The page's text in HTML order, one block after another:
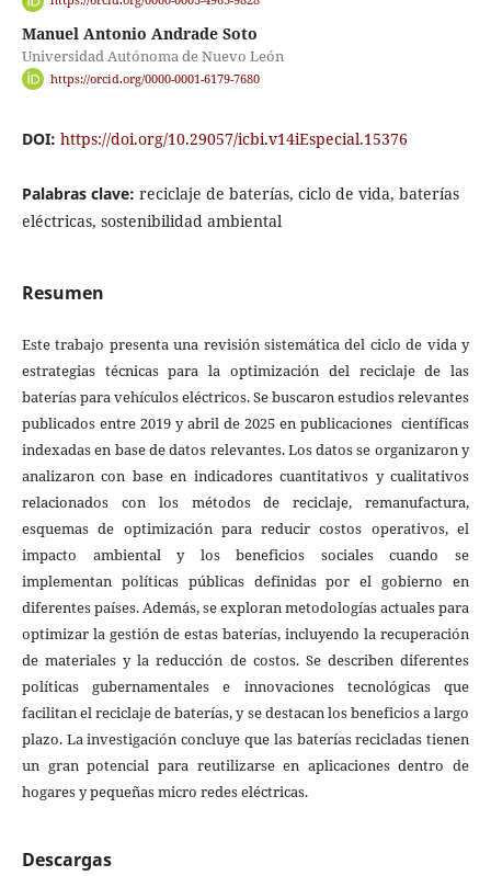
Manuel Antonio Andrade Soto
Universidad Autónoma de Nuevo León
https://orcid.org/0000-0001-6179-7680
DOI: https://doi.org/10.29057/icbi.v14iEspecial.15376
Palabras clave: reciclaje de baterías, ciclo de vida, baterías
eléctricas, sostenibilidad ambiental
Resumen
Este trabajo presenta una revisión sistemática del ciclo de vida y
estrategias técnicas para la optimización del reciclaje de las
baterías para vehículos eléctricos. Se buscaron estudios relevantes
publicados entre 2019 y abril de 2025 en publicaciones científicas
indexadas en base de datos relevantes. Los datos se organizaron y
analizaron con base en indicadores cuantitativos y cualitativos
relacionados con los métodos de reciclaje, remanufactura,
esquemas de optimización para reducir costos operativos, el
impacto ambiental y los beneficios sociales cuando se
implementan políticas públicas definidas por el gobierno en
diferentes países. Además, se exploran metodologías actuales para
optimizar la gestión de estas baterías, incluyendo la recuperación
de materiales y la reducción de costos. Se describen diferentes
políticas gubernamentales e innovaciones tecnológicas que
facilitan el reciclaje de baterías, y se destacan los beneficios a largo
plazo. La investigación concluye que las baterías recicladas tienen
un gran potencial para reutilizarse en aplicaciones dentro de
hogares y pequeñas micro redes eléctricas.
Descargas